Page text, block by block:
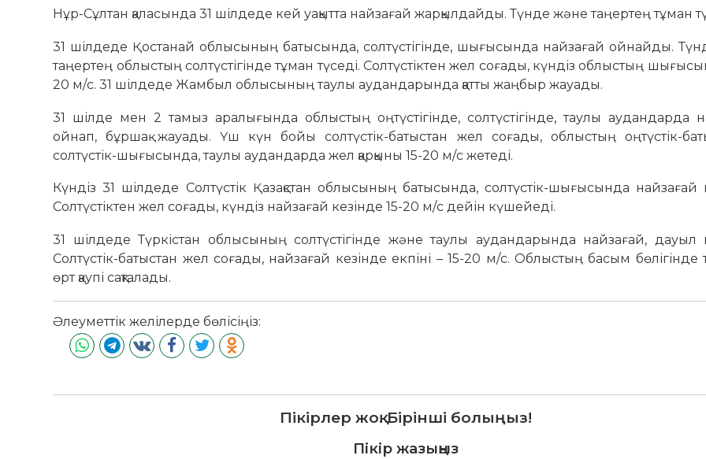
Нұр-Сұлтан қаласында 31 шілдеде кей уақытта найзағай жарқылдайды. Түнде және таңертең тұман
31 шілдеде Қостанай облысының батысында, солтүстігінде, шығысында найзағай ойнайды.
таңертең облыстың солтүстігінде тұман түседі. Солтүстіктен жел соғады, күндіз облыстың
20 м/с. 31 шілдеде Жамбыл облысының таулы аудандарында қатты жаңбыр жауады.
31 шілде мен 2 тамыз аралығында облыстың оңтүстігінде, солтүстігінде, таулы аудандарда
ойнап, бұршақ жауады. Үш күн бойы солтүстік-батыстан жел соғады, облыстың оңтүстік-
солтүстік-шығысында, таулы аудандарда жел қарқыны 15-20 м/с жетеді.
Күндіз 31 шілдеде Солтүстік Қазақстан облысының батысында, солтүстік-шығысында найзағай
Солтүстіктен жел соғады, күндіз найзағай кезінде 15-20 м/с дейін күшейеді.
31 шілдеде Түркістан облысының солтүстігінде және таулы аудандарында найзағай, дауыл
Солтүстік-батыстан жел соғады, найзағай кезінде екпіні – 15-20 м/с. Облыстың басым бөлігінде
өрт қаупі сақталады.
Әлеуметтік желілерде бөлісіңіз:
Пікірлер жоқ. Бірінші болыңыз!
Пікір жазыңыз